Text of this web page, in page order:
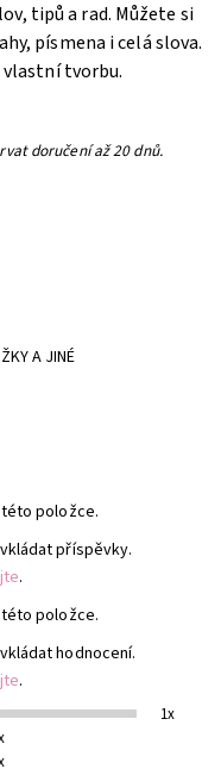
tipů a rad. Můžete si
písmena i celá slova.
tvorbu.
doručení až 20 dnů.
A JINÉ
položce.
příspěvky.
.
položce.
hodnocení.
.
1x